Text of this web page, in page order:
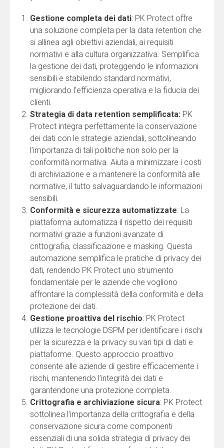
Gestione completa dei dati: PK Protect offre
una soluzione completa per la data retention che
si allinea agli obiettivi aziendali, ai requisiti
normativi e alla cultura organizzativa. Semplifica
la gestione dei dati, proteggendo le informazioni
sensibili e stabilendo standard normativi,
migliorando l’efficienza operativa e la fiducia dei
clienti.
Strategia di data retention semplificata: PK
Protect integra perfettamente la conservazione
dei dati con le strategie aziendali, sottolineando
l’importanza di tali politiche non solo per la
conformità normativa. Aiuta a minimizzare i costi
di archiviazione e a mantenere la conformità alle
normative, il tutto salvaguardando le informazioni
sensibili.
Conformità e sicurezza automatizzate: La
piattaforma automatizza il rispetto dei requisiti
normativi grazie a funzioni avanzate di
crittografia, classificazione e masking. Questa
automazione semplifica le pratiche di privacy dei
dati, rendendo PK Protect uno strumento
fondamentale per le aziende che vogliono
affrontare la complessità della conformità e della
protezione dei dati.
Gestione proattiva del rischio: PK Protect
utilizza le tecnologie DSPM per identificare i rischi
per la sicurezza e la privacy su vari tipi di dati e
piattaforme. Questo approccio proattivo
consente alle aziende di gestire efficacemente i
rischi, mantenendo l’integrità dei dati e
garantendone una protezione completa.
Crittografia e archiviazione sicura: PK Protect
sottolinea l’importanza della crittografia e della
conservazione sicura come componenti
essenziali di una solida strategia di privacy dei